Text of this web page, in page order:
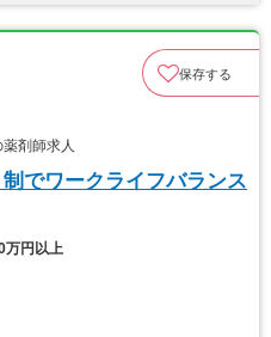
保存する
剤師求人
でワークライフバランス
万円以上